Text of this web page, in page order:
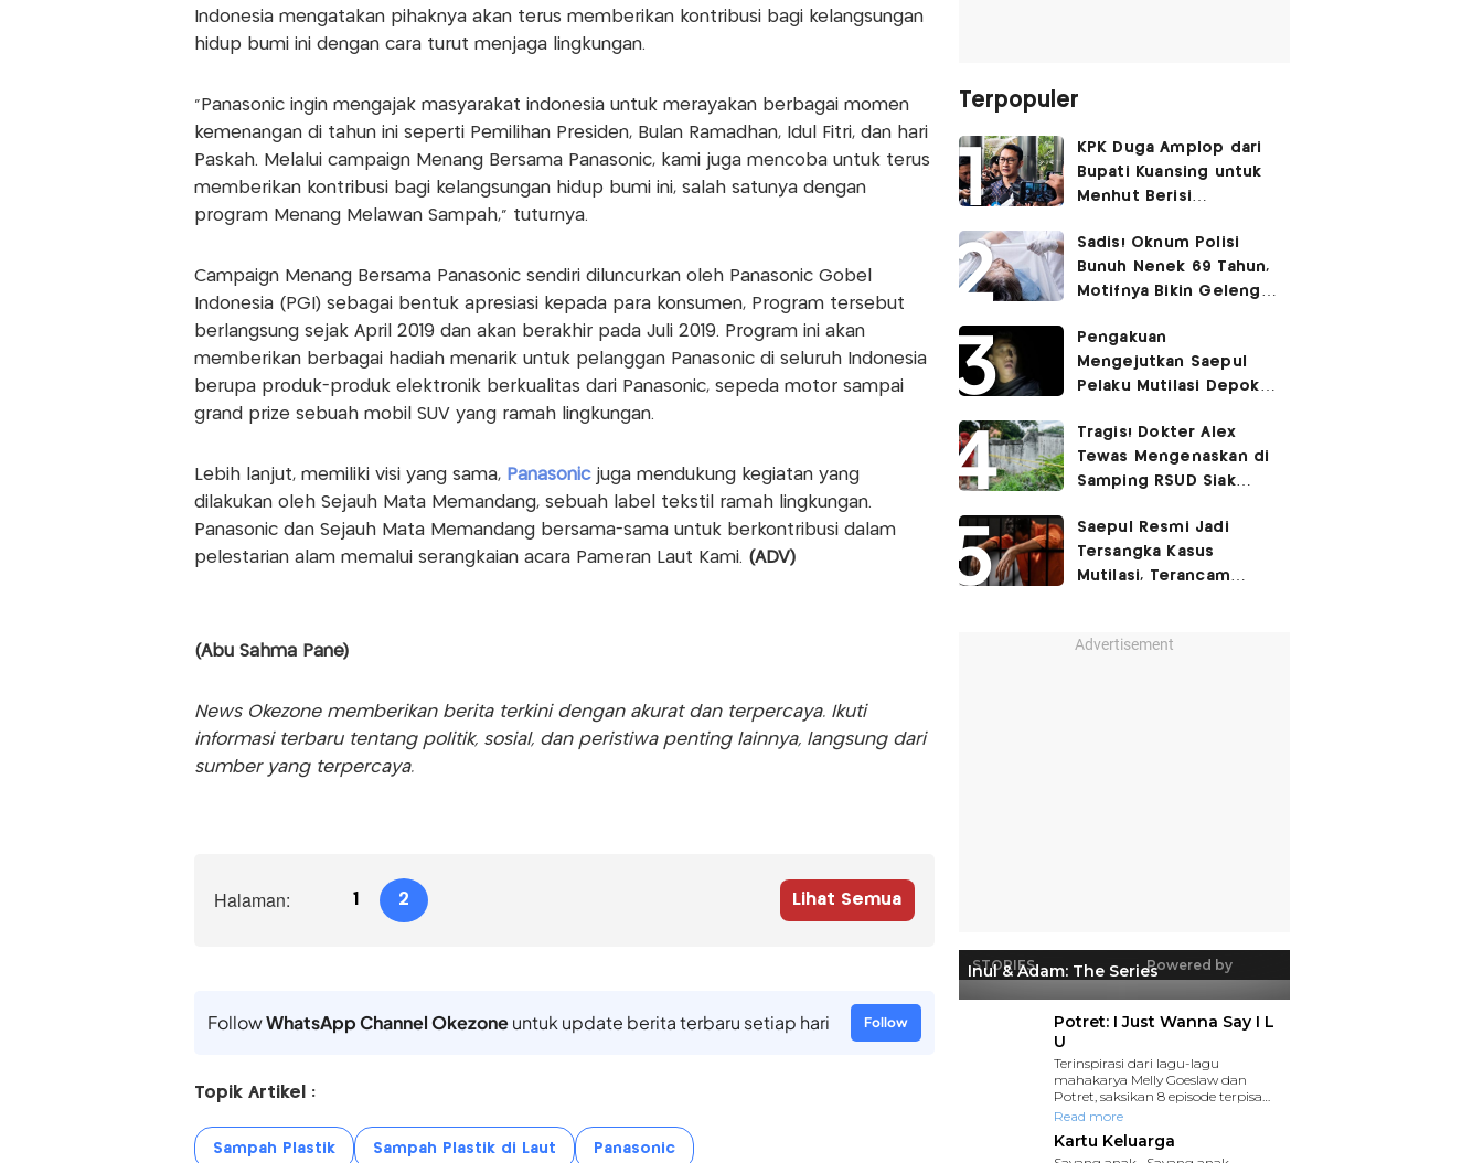
Indonesia mengatakan pihaknya akan terus memberikan kontribusi bagi kelangsungan
hidup bumi ini dengan cara turut menjaga lingkungan.
“Panasonic ingin mengajak masyarakat indonesia untuk merayakan berbagai momen
kemenangan di tahun ini seperti Pemilihan Presiden, Bulan Ramadhan, Idul Fitri, dan hari
Paskah. Melalui campaign Menang Bersama Panasonic, kami juga mencoba untuk terus
memberikan kontribusi bagi kelangsungan hidup bumi ini, salah satunya dengan
program Menang Melawan Sampah,” tuturnya.
Campaign Menang Bersama Panasonic sendiri diluncurkan oleh Panasonic Gobel
Indonesia (PGI) sebagai bentuk apresiasi kepada para konsumen, Program tersebut
berlangsung sejak April 2019 dan akan berakhir pada Juli 2019. Program ini akan
memberikan berbagai hadiah menarik untuk pelanggan Panasonic di seluruh Indonesia
berupa produk-produk elektronik berkualitas dari Panasonic, sepeda motor sampai
grand prize sebuah mobil SUV yang ramah lingkungan.
Lebih lanjut, memiliki visi yang sama, Panasonicjuga mendukung kegiatan yang
dilakukan oleh Sejauh Mata Memandang, sebuah label tekstil ramah lingkungan.
Panasonic dan Sejauh Mata Memandang bersama-sama untuk berkontribusi dalam
pelestarian alam memalui serangkaian acara Pameran Laut Kami. (ADV)
(Abu Sahma Pane)
News Okezone memberikan berita terkini dengan akurat dan terpercaya. Ikuti
informasi terbaru tentang politik, sosial, dan peristiwa penting lainnya, langsung dari
sumber yang terpercaya.
Halaman: 1 2 Lihat Semua
FollowWhatsApp Channel Okezoneuntuk update berita terbaru setiap hari Follow
Topik Artikel :
Sampah Plastik Sampah Plastik di Laut Panasonic
Terpopuler
KPK Duga Amplop dari
Bupati Kuansing untuk
Menhut Berisi
Pengembaliannya
Belum Utuh
Sadis! Oknum Polisi
Bunuh Nenek 69 Tahun,
Motifnya Bikin Geleng
Pengakuan
Mengejutkan Saepul
Pelaku Mutilasi Depok:
Korban di Kontrakan
Tragis! Dokter Alex
Tewas Mengenaskan di
Samping RSUD Siak
Rocuronium
Saepul Resmi Jadi
Tersangka Kasus
Mutilasi, Terancam
Advertisement